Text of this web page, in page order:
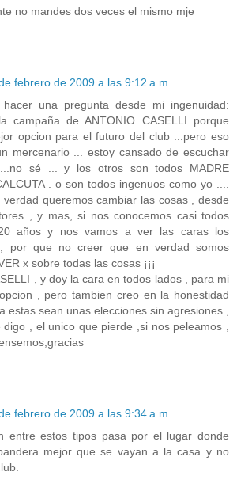
no mandes dos veces el mismo mje
febrero de 2009 a las 9:12 a.m.
una pregunta desde mi ingenuidad:
campaña de ANTONIO CASELLI porque
opcion para el futuro del club ...pero eso
mercenario ... estoy cansado de escuchar
sé ... y los otros son todos MADRE
. o son todos ingenuos como yo ....
queremos cambiar las cosas , desde
, y mas, si nos conocemos casi todos
años y nos vamos a ver las caras los
por que no creer que en verdad somos
x sobre todas las cosas ¡¡¡
, y doy la cara en todos lados , para mi
, pero tambien creo en la honestidad
estas sean unas elecciones sin agresiones ,
, el unico que pierde ,si nos peleamos ,
febrero de 2009 a las 9:34 a.m.
entre estos tipos pasa por el lugar donde
mejor que se vayan a la casa y no